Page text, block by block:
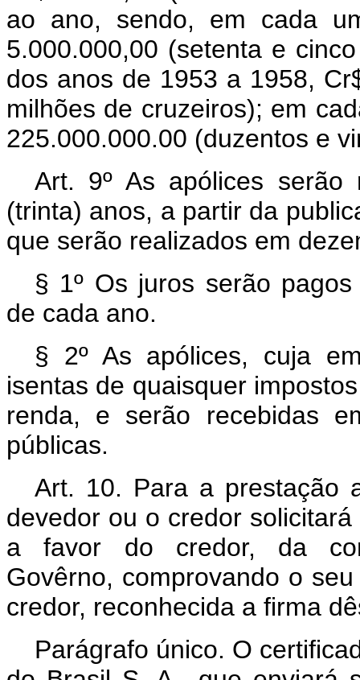
ao ano, sendo, em cada
5.000.000,00 (setenta e
dos anos de 1953 a 1958,
milhões de cruzeiros); em
225.000.000.00 (duzentos e
Art. 9º As apólices
(trinta) anos, a partir da
que serão realizados em
§ 1º Os juros serão
de cada ano.
§ 2º As apólices, cuja
isentas de quaisquer
renda, e serão recebidas
públicas.
Art. 10. Para a prestação
devedor ou o credor
a favor do credor, da
Govêrno, comprovando o
credor, reconhecida a firma
Parágrafo único. O